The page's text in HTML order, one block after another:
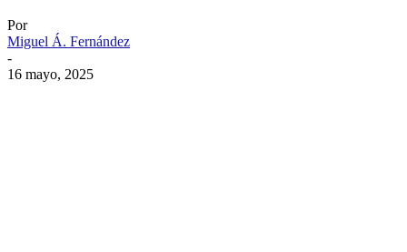
Por
Miguel Á. Fernández
-
16 mayo, 2025